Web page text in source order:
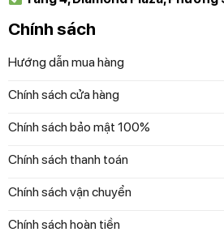
Chính sách
Hướng dẫn mua hàng
Chính sách cửa hàng
Chính sách bảo mật 100%
Chính sách thanh toán
Chính sách vận chuyển
Chính sách hoàn tiền